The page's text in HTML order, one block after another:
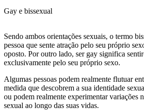
Gay e bissexual
Sendo ambos orientações sexuais, o termo
pessoa que sente atração pelo seu próprio
oposto. Por outro lado, ser gay significa
exclusivamente pelo seu próprio sexo.
Algumas pessoas podem realmente flutuar
medida que descobrem a sua identidade
ou podem realmente experimentar variações
sexual ao longo das suas vidas.